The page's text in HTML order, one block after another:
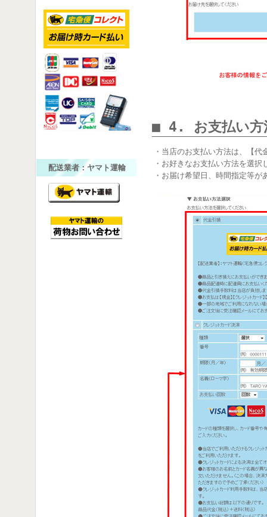
配送業者：ヤマト運輸
■ 4. お支払い方
・当店のお支払い方法は、【
・お好きなお支払い方法を選
・お届け希望日、時間指定等